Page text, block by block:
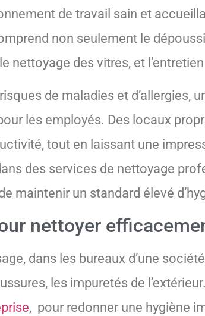
de travail sain et
non seulement le
nettoyage des vitres, et
de maladies et
les employés. Des locaux
tout en laissant une
des services de nettoyage
maintenir un standard élevé
nettoyer
dans les bureaux d’une
les impuretés de
, pour redonner une hygiène